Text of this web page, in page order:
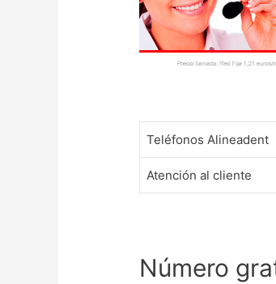
Teléfonos Alineadent
Atención al cliente
Número